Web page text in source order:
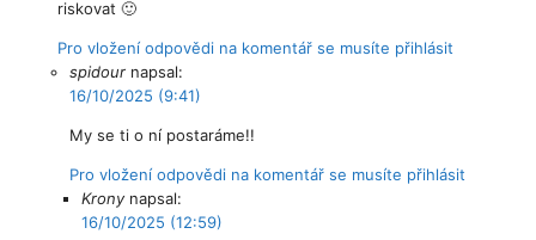
riskovat 🙂
Pro vložení odpovědi na komentář se musíte přihlásit
spidour napsal:
16/10/2025 (9:41)
My se ti o ní postaráme!!
Pro vložení odpovědi na komentář se musíte přihlásit
Krony napsal:
16/10/2025 (12:59)